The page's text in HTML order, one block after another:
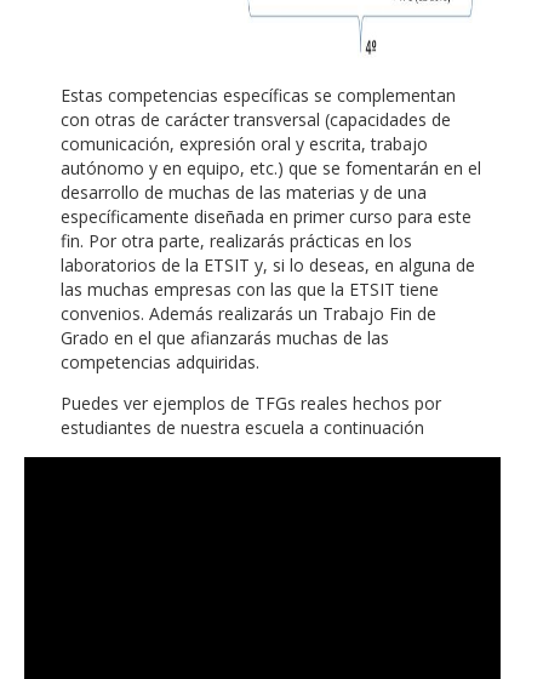
Estas competencias específicas se complementan
con otras de carácter transversal (capacidades de
comunicación, expresión oral y escrita, trabajo
autónomo y en equipo, etc.) que se fomentarán en el
desarrollo de muchas de las materias y de una
específicamente diseñada en primer curso para este
fin. Por otra parte, realizarás prácticas en los
laboratorios de la ETSIT y, si lo deseas, en alguna de
las muchas empresas con las que la ETSIT tiene
convenios. Además realizarás un Trabajo Fin de
Grado en el que afianzarás muchas de las
competencias adquiridas.
Puedes ver ejemplos de TFGs reales hechos por
estudiantes de nuestra escuela a continuación